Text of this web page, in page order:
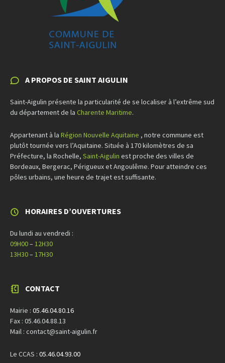
A PROPOS DE SAINT AIGULIN
Saint-Aigulin présente la particularité de se localiser à l’extrême sud
du département de la Charente Maritime.
Appartenant à la Région Nouvelle Aquitaine , notre commune est
plutôt tournée vers l’Aquitaine. Située à 170 kilomètres de sa
Préfecture, la Rochelle, Saint-Aigulin est proche des villes de
Bordeaux, Bergerac, Périgueux et Angoulême. Pour atteindre ces
pôles urbains, une heure de trajet est suffisante.
HORAIRES D’OUVERTURES
Du lundi au vendredi :
09H00–12H30
13H30–17H30
CONTACT
Mairie : 05.46.04.80.16
Fax : 05.46.04.88.13
Mail : contact@saint-aigulin.fr
Le CCAS : 05.46.04.93.00